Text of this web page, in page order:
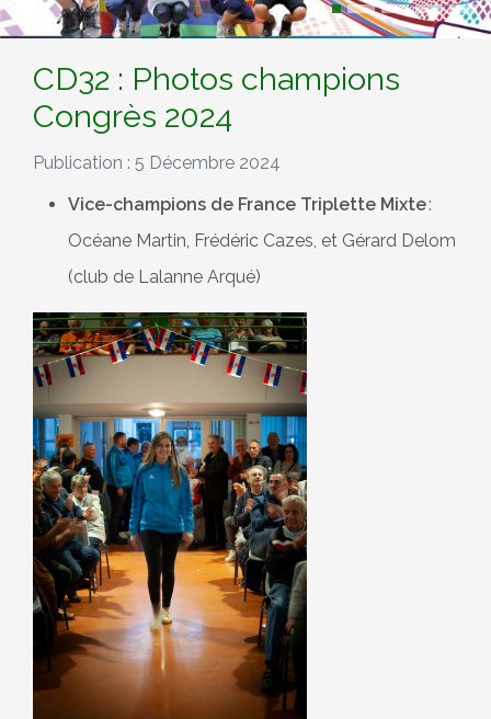
CD32 : Photos champions
Congrès 2024
Publication : 5 Décembre 2024
Vice-champions de France Triplette Mixte:
Océane Martin, Frédéric Cazes, et Gérard Delom
(club de Lalanne Arqué)